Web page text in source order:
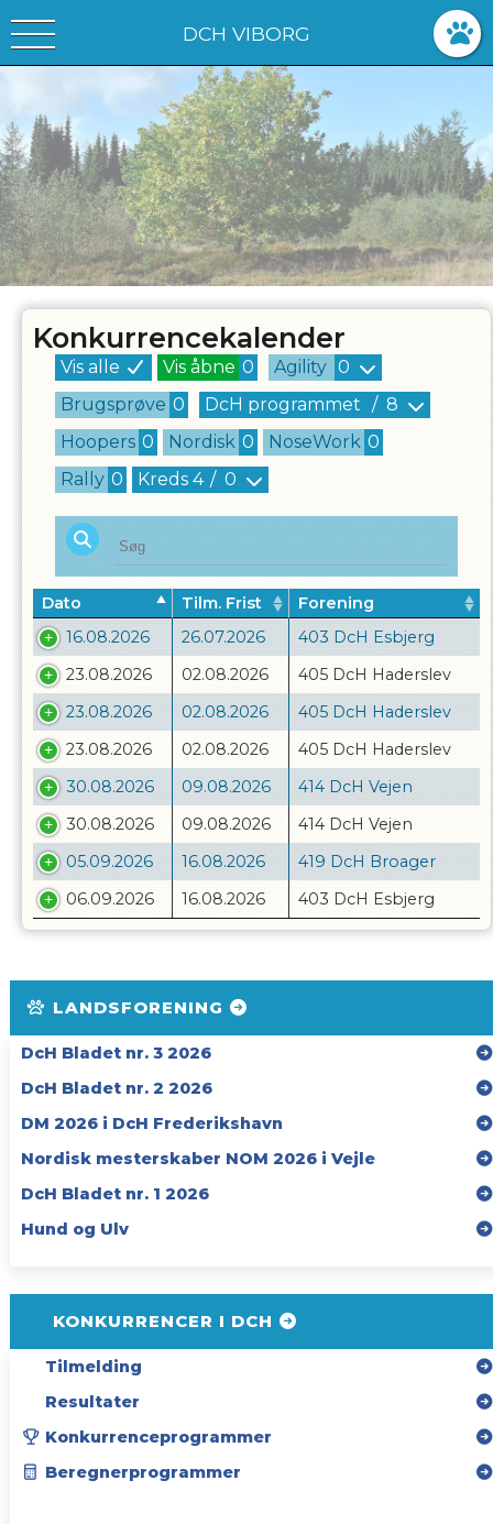
DCH VIBORG
Konkurrencekalender
Vis alle Vis åbne 0 Agility 0
Brugsprøve 0 DcH programmet / 8
Hoopers 0 Nordisk 0 NoseWork 0
Rally 0 Kreds 4 / 0
Dato Tilm. Frist
Forening
16.08.2026
26.07.2026
403 DcH Esbjerg
23.08.2026
02.08.2026
405 DcH Haderslev
23.08.2026
02.08.2026
405 DcH Haderslev
23.08.2026
02.08.2026
405 DcH Haderslev
30.08.2026
09.08.2026
414 DcH Vejen
30.08.2026
09.08.2026
414 DcH Vejen
05.09.2026
16.08.2026
419 DcH Broager
06.09.2026
16.08.2026 403 DcH Esbjerg
LANDSFORENING
DcH Bladet nr. 3 2026
DcH Bladet nr. 2 2026
DM 2026 i DcH Frederikshavn
Nordisk mesterskaber NOM 2026 i Vejle
DcH Bladet nr. 1 2026
Hund og Ulv
KONKURRENCER I DCH
Tilmelding
Resultater
Konkurrenceprogrammer
Beregnerprogrammer